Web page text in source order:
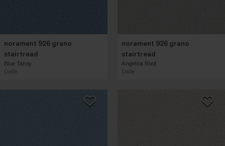
norament 926 grano
stairtread
Blue Tansy
Dalle
norament 926 grano
stairtread
Angelica Root
Dalle